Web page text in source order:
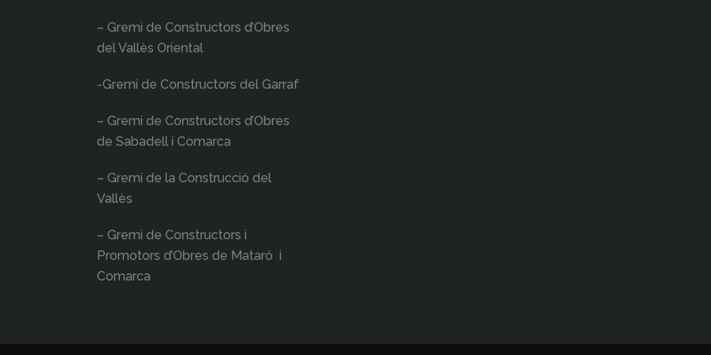
– Gremi de Constructors d’Obres
del Vallès Oriental
-Gremi de Constructors del Garraf
– Gremi de Constructors d’Obres
de Sabadell i Comarca
– Gremi de la Construcció del
Vallès
– Gremi de Constructors i
Promotors d’Obres de Mataró i
Comarca